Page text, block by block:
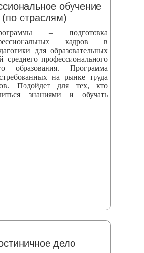
обучение
(по отраслям)
– подготовка
кадров в
для образовательных
среднего профессионального
образования. Программа
на рынке труда
Подойдет для тех, кто
знаниями и обучать
дело